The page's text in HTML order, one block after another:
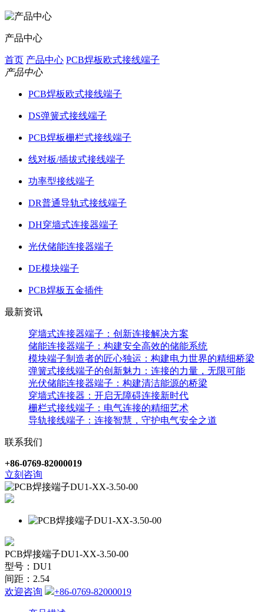
产品中心
首页 产品中心 PCB焊板欧式接线端子
产品中心
PCB焊板欧式接线端子
DS弹簧式接线端子
PCB焊板栅栏式接线端子
线对板/插拔式接线端子
功率型接线端子
DR普通导轨式接线端子
DH穿墙式连接器端子
光伏储能连接器端子
DE模块端子
PCB焊板五金插件
最新资讯
穿墙式连接器端子：创新连接解决方案
储能连接器端子：构建安全高效的储能系统
模块端子制造者的匠心独运：构建电力世界的精细桥梁
弹簧式接线端子的创新魅力：连接的力量，无限可能
光伏储能连接器端子：构建清洁能源的桥梁
穿墙式连接器：开启无障碍连接新时代
栅栏式接线端子：电气连接的精细艺术
导轨接线端子：连接智慧，守护电气安全之道
联系我们
+86-0769-82000019
立刻咨询
PCB焊接端子DU1-XX-3.50-00
型号：DU1
间距：2.54
欢迎咨询
+86-0769-82000019